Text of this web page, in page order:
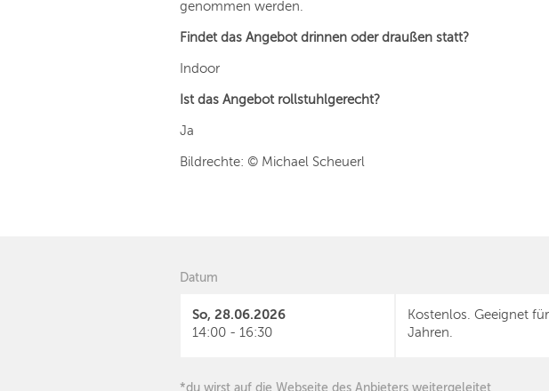
genommen werden.
Findet das Angebot drinnen oder draußen statt?
Indoor
Ist das Angebot rollstuhlgerecht?
Ja
Bildrechte: © Michael Scheuerl
Datum
So, 28.06.2026
14:00 - 16:30
Kostenlos. Geeignet
Jahren.
*du wirst auf die Webseite des Anbieters weitergeleitet